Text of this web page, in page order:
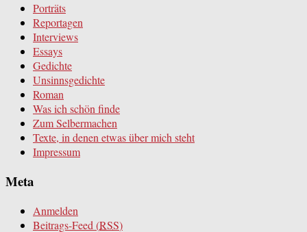
Porträts
Reportagen
Interviews
Essays
Gedichte
Unsinnsgedichte
Roman
Was ich schön finde
Zum Selbermachen
Texte, in denen etwas über mich steht
Impressum
Meta
Anmelden
Beitrags-Feed (RSS)